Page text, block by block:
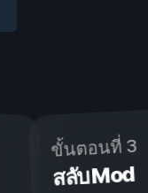
ขั้นตอนที่ 3
สลับ Mod